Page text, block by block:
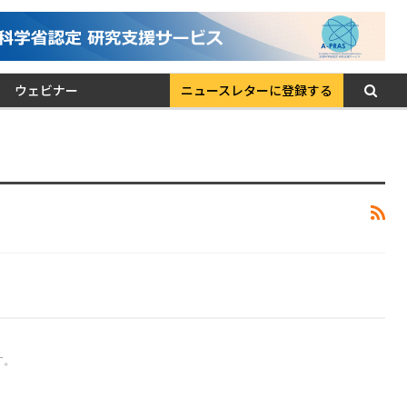
ウェビナー ニュースレターに登録する